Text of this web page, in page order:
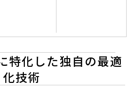
特化した独自の最適
化技術